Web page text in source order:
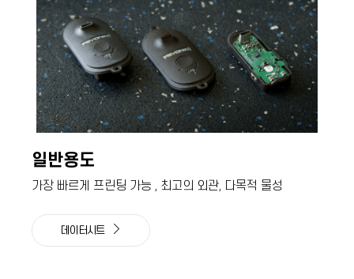
일반용도
가장 빠르게 프린팅 가능 , 최고의 외관, 다목적 물성
데이터시트